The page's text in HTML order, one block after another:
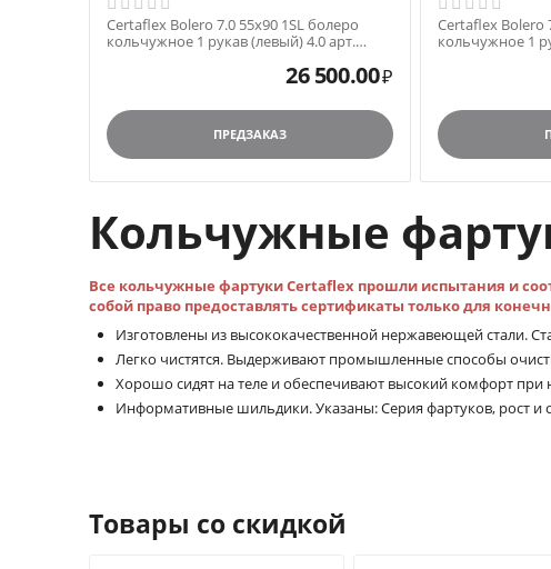
Certaflex Bolero 7.0 55x90 1SL болеро
кольчужное 1 рукав (левый) 4.0 арт.
26 500.00₽
ПРЕДЗАКАЗ
Certaflex Bolero
кольчужное 1
Кольчужные
Все кольчужные фартуки Certaflex прошли испытания и
собой право предоставлять сертификаты только для
Изготовлены из высококачественной нержавеющей стали.
Легко чистятся. Выдерживают промышленные способы
Хорошо сидят на теле и обеспечивают высокий комфорт
Информативные шильдики. Указаны: Серия фартуков, рост
Товары со скидкой